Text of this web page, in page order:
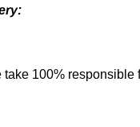
take 100% responsible